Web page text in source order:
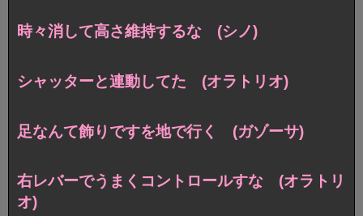
時々消して高さ維持するな (シノ)
シャッターと連動してた (オラトリオ)
足なんて飾りですを地で行く (ガゾーサ)
右レバーでうまくコントロールすな (オラトリ
オ)